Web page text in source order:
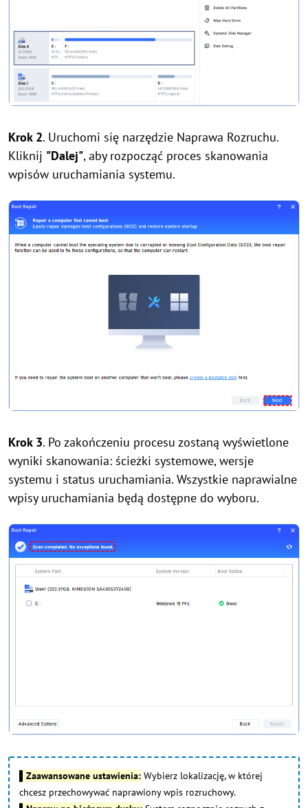
Krok 2. Uruchomi się narzędzie Naprawa Rozruchu.
Kliknij "Dalej", aby rozpocząć proces skanowania
wpisów uruchamiania systemu.
Krok 3. Po zakończeniu procesu zostaną wyświetlone
wyniki skanowania: ścieżki systemowe, wersje
systemu i status uruchamiania. Wszystkie naprawialne
wpisy uruchamiania będą dostępne do wyboru.
▌Zaawansowane ustawienia: Wybierz lokalizację, w której
chcesz przechowywać naprawiony wpis rozruchowy.